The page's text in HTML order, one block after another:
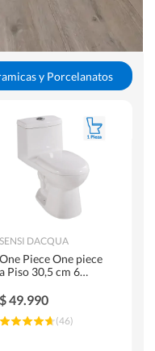
y Porcelanatos
Flotantes y Laminados
SENSI DACQUA
One Piece One piece
a Piso 30,5 cm 6
$49.990
(46)